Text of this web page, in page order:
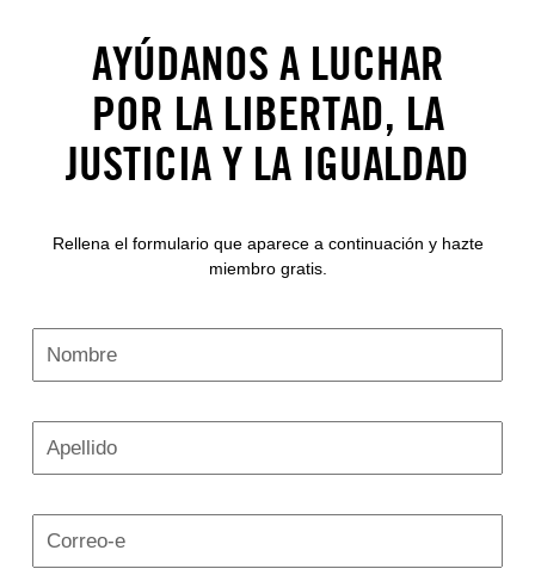
AYÚDANOS A LUCHAR
POR LA LIBERTAD, LA
JUSTICIA Y LA IGUALDAD
Rellena el formulario que aparece a continuación y hazte
miembro gratis.